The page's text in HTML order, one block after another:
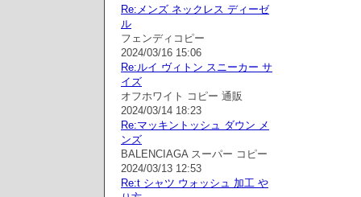
Re:メンズ ネックレス ディーゼ
ル
フェンディコピー
2024/03/16 15:06
Re:ルイ ヴィトン スニーカー サ
イズ
オフホワイト コピー 通販
2024/03/14 18:23
Re:マッキントッシュ ダウン メ
ンズ
BALENCIAGA スーパー コピー
2024/03/13 12:53
Re:t シャツ ウォッシュ 加工 や